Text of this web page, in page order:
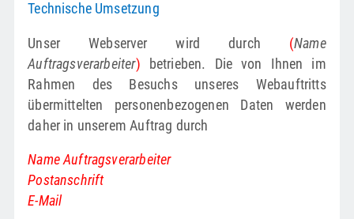
Technische Umsetzung
Unser Webserver wird durch (Name
Auftragsverarbeiter) betrieben. Die von Ihnen im
Rahmen des Besuchs unseres Webauftritts
übermittelten personenbezogenen Daten werden
daher in unserem Auftrag durch
Name Auftragsverarbeiter
Postanschrift
E-Mail